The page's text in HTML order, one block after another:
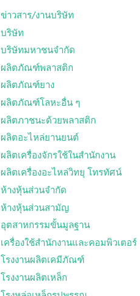
ข่าวสาร/งานบริษัท
บริษัท
บริษัทมหาชนจำกัด
ผลิตภัณฑ์พลาสติก
ผลิตภัณฑ์ยาง
ผลิตภัณฑ์โลหะอื่น ๆ
ผลิตภาชนะด้วยพลาสติก
ผลิตอะไหล่ยานยนต์
ผลิตเครื่องจักรใช้ในสำนักงาน
ผลิตเครื่องอะไหล่วิทยุ โทรทัศน์
ห้างหุ้นส่วนจำกัด
ห้างหุ้นส่วนสามัญ
อุตสาหกรรมขั้นมูลฐาน
เครื่องใช้สำนักงานและคอมพิวเตอร์
โรงงานผลิตเคมีภัณฑ์
โรงงานผลิตเหล็ก